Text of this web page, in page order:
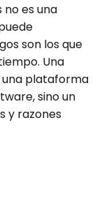
no es una
son los que
Una
una plataforma
sino un
y razones